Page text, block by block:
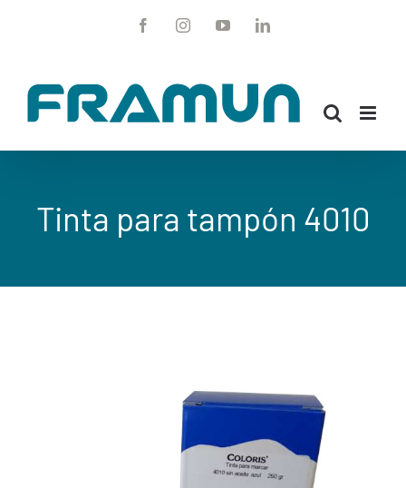
FacebookInstagramYouTubeLinkedIn
Tinta para tampón 4010